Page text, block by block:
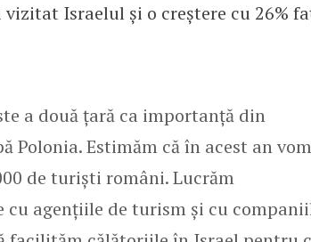
Israelul și o creștere cu 26%
a două țară ca importanță din
Polonia. Estimăm că în acest an vom
de turiști români. Lucrăm
cu agențiile de turism și cu